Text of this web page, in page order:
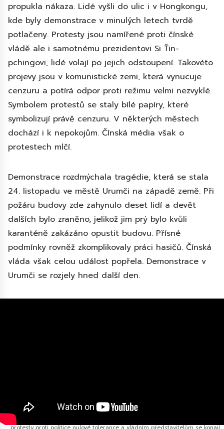
propukla nákaza. Lidé vyšli do ulic i v Hongkongu,
kde byly demonstrace v minulých letech tvrdě
potlačeny. Protesty jsou namířené proti čínské
vládě ale i samotnému prezidentovi Si Ťin-
pchingovi, lidé volají po jejich odstoupení. Takovéto
projevy jsou v komunistické zemi, která vynucuje
cenzuru a potírá odpor proti režimu velmi nezvyklé.
Symbolem protestů se staly bílé papíry, které
symbolizují právě cenzuru. V některých městech
dochází i k nepokojům. Čínská média však o
protestech mlčí.
Demonstrace rozdmýchala tragédie, která se stala
24. listopadu ve městě Urumči na západě země. Při
požáru budovy zde zahynulo deset lidí a devět
dalších bylo zraněno, jelikož jim prý bylo kvůli
karanténě zakázáno opustit budovu. Přísné
podmínky rovněž zkomplikovaly práci hasičů. Čínská
vláda však celou událost popřela. Demonstrace v
Urumči se rozjely hned další den.